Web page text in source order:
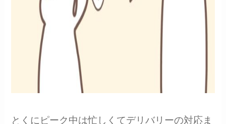
とくにピーク中は忙しくてデリバリーの対応ま